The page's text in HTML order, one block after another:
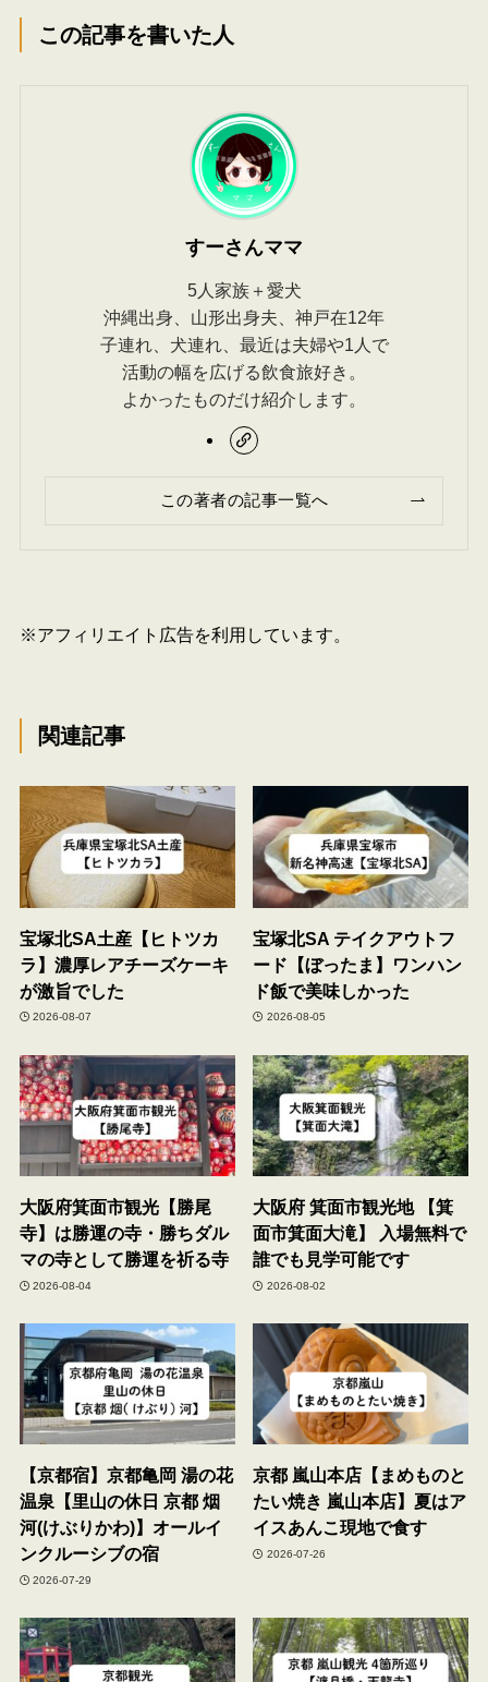
この記事を書いた人
すーさんママ
5人家族＋愛犬
沖縄出身、山形出身夫、神戸在12年
子連れ、犬連れ、最近は夫婦や1人で
活動の幅を広げる飲食旅好き。
よかったものだけ紹介します。
この著者の記事一覧へ
※アフィリエイト広告を利用しています。
関連記事
宝塚北SA土産【ヒトツカ
ラ】濃厚レアチーズケーキ
が激旨でした
2026-08-07
宝塚北SA テイクアウトフ
ード【ぼったま】ワンハン
ド飯で美味しかった
2026-08-05
大阪府箕面市観光【勝尾
寺】は勝運の寺・勝ちダル
マの寺として勝運を祈る寺
2026-08-04
大阪府 箕面市観光地 【箕
面市箕面大滝】 入場無料で
誰でも見学可能です
2026-08-02
【京都宿】京都亀岡 湯の花
温泉【里山の休日 京都 烟
河(けぶりかわ)】オールイ
ンクルーシブの宿
2026-07-29
京都 嵐山本店【まめものと
たい焼き 嵐山本店】夏はア
イスあんこ現地で食す
2026-07-26